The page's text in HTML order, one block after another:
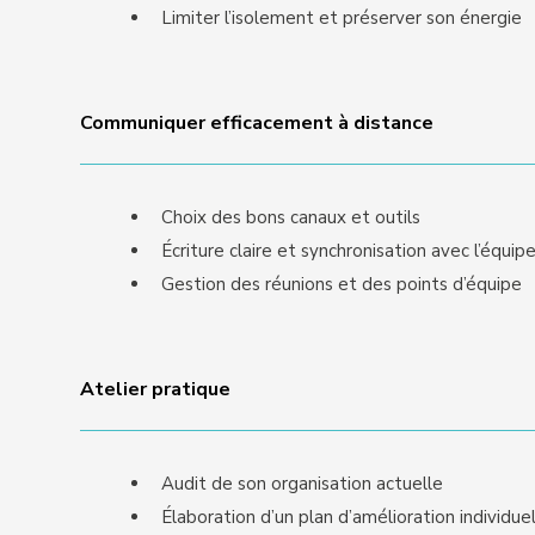
Limiter l’isolement et préserver son énergie
Communiquer efficacement à distance
Choix des bons canaux et outils
Écriture claire et synchronisation avec
Gestion des réunions et des points d’équipe
Atelier pratique
Audit de son organisation actuelle
Élaboration d’un plan d’amélioration